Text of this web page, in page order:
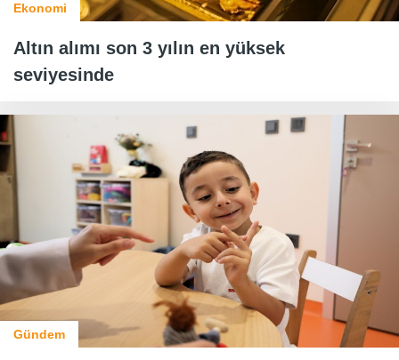
Ekonomi
Altın alımı son 3 yılın en yüksek
seviyesinde
Gündem